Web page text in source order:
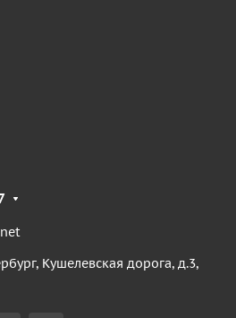
Кушелевская дорога, д.3,